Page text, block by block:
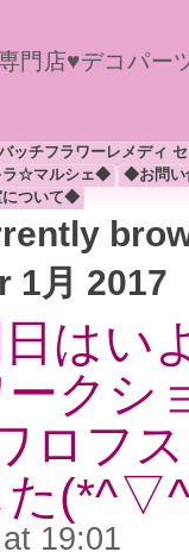
門店♥デコパ
ッチフラワーレメディ
ラ☆マルシェ◆
◆お問
について◆
1月 2017
はい
クシ
フス
た
19:01